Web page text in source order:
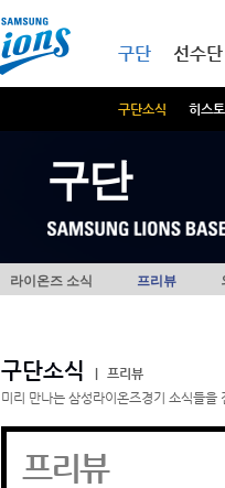
구단
구단소식 히스토
선수단
구단
라이온즈 소식 프리뷰
구단소식
프리뷰
미리 만나는 삼성라이온즈경기 소식들을
프리뷰